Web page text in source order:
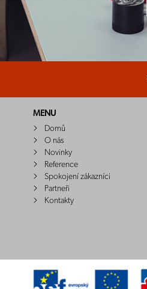
MENU
Domů
O nás
Novinky
Reference
Spokojení zákazníci
Partneři
Kontakty